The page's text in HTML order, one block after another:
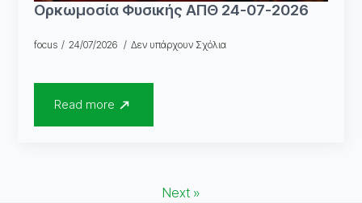
Ορκωμοσία Φυσικής ΑΠΘ 24-07-2026
focus 24/07/2026 Δεν υπάρχουν Σχόλια
Read more
Next »